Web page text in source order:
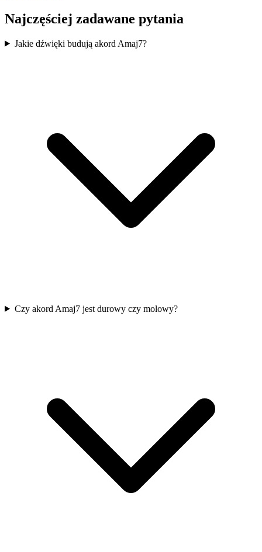
Najczęściej zadawane pytania
Jakie dźwięki budują akord Amaj7?
Czy akord Amaj7 jest durowy czy molowy?